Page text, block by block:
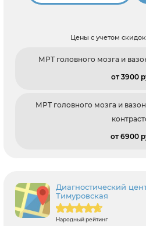
Цены с учетом
МРТ головного мозга и
от 3900
МРТ головного мозга и
от 6900
Диагностический
Тимуровская
Народный рейтинг